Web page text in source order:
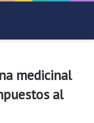
medicinal
al